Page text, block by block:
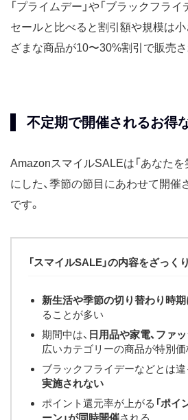
「プライムデー」や「ブラックフラ
セールと比べると割引額や規模は小
ざまな商品が10〜30%割引で販売さ
不定期で開催されるお得
AmazonスマイルSALEは「あなたを
にした、季節の節目にあわせて開催
です。
「スマイルSALE」の内容をざっく
新生活や季節の切り替わり時
ることが多い
期間中は、 日用品や家電、ファ
広いカテゴリーの商品が特別
ブラックフライデーなどとは違
実施されない
ポイント還元率が上がる 「ポ